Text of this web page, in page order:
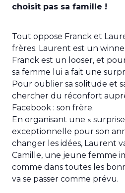
choisit pas sa famille !
Tout oppose Franck et
frères. Laurent est un
Franck est un looser, et
sa femme lui a fait une
Pour oublier sa solitude et
chercher du réconfort
Facebook : son frère.
En organisant une «
exceptionnelle pour son
changer les idées, Laurent
Camille, une jeune femme
comme dans toutes les
va se passer comme prévu.